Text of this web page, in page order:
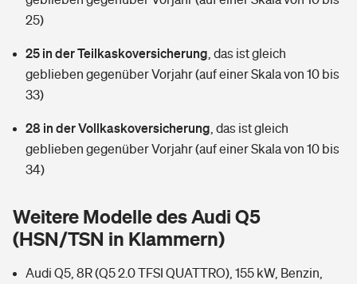
Zur Übersicht
Tools
Hochwasser-Check: Wie gefährdet ist Ihr Haus?
Wer versichert was: Jetzt Versicherer finden
Reiseversicherung
Hundehalter-Haftpflicht
Pferdehalter-Haftpflicht
Private Cyberversicherung
Musikinstrumentenversicherung
Tools
Wer versichert was: Jetzt Versicherer finden
Sie haben Fragen?
25)
25 in der Teilkaskoversicherung das ist gleich
geblieben gegenüber Vorjahr (auf einer Skala von 10 bis
33)
28 in der Vollkaskoversicherung das ist gleich
geblieben gegenüber Vorjahr (auf einer Skala von 10 bis
34)
Weitere Modelle des Audi Q5
(HSN/TSN in Klammern)
Audi Q5, 8R (Q5 2.0 TFSI QUATTRO), 155 kW, Benzin,